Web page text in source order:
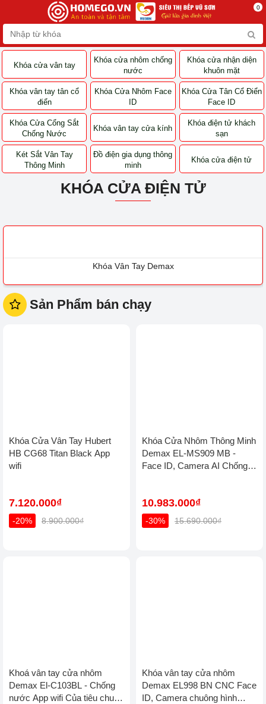
0
Khóa cửa vân tay
Khóa cửa nhôm chống
nước
Khóa cửa nhận diện
khuôn mặt
Khóa vân tay tân cổ
điển
Khóa Cửa Nhôm Face
ID
Khóa Cửa Tân Cổ Điển
Face ID
Khóa Cửa Cổng Sắt
Chống Nước
Khóa vân tay cửa kính
Khóa điện tử khách
sạn
Két Sắt Vân Tay
Thông Minh
Đồ điện gia dụng thông
minh
Khóa cửa điện tử
KHÓA CỬA ĐIỆN TỬ
Khóa Vân Tay Demax
Sản Phẩm bán chạy
Khóa Cửa Vân Tay Hubert
HB CG68 Titan Black App
wifi
7.120.000₫
-20% 8.900.000₫
Khóa Cửa Nhôm Thông Minh
Demax EL-MS909 MB -
Face ID, Camera AI Chống
10.983.000₫
-30% 15.690.000₫
Khoá vân tay cửa nhôm
Demax El-C103BL - Chống
nước App wifi Của tiêu chuẩn
Khóa vân tay cửa nhôm
Demax EL998 BN CNC Face
ID, Camera chuông hình